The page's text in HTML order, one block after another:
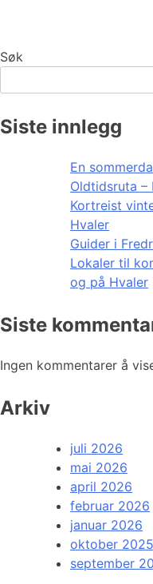
Søk
Siste innlegg
En
Oldtidsruta –
Kortreist
Hvaler
Guider i
Lokaler til
og på Hvaler
Siste
Ingen kommentarer å
Arkiv
juli 2026
mai 2026
april 2026
februar 2026
januar 2026
oktober 2025
september